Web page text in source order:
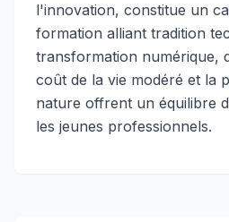
l'innovation, constitue un
formation alliant tradition
transformation numérique,
coût de la vie modéré et la
nature offrent un équilibre
les jeunes professionnels.